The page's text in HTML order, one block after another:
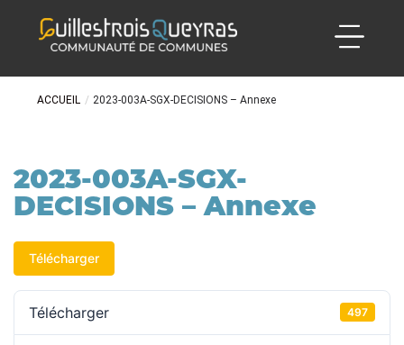
ACCUEIL / 2023-003A-SGX-DECISIONS – Annexe
2023-003A-SGX-
DECISIONS – Annexe
Télécharger
Télécharger 497